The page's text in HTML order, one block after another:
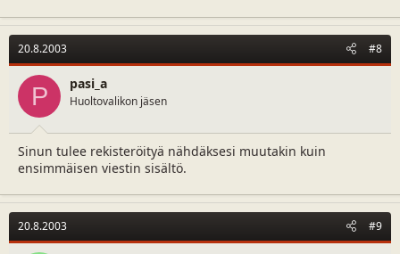
20.8.2003 #8
P pasi_a
Huoltovalikon jäsen
Sinun tulee rekisteröityä nähdäksesi muutakin kuin
ensimmäisen viestin sisältö.
20.8.2003 #9